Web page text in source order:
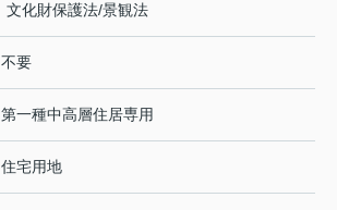
文化財保護法/景観法
不要
第一種中高層住居専用
住宅用地